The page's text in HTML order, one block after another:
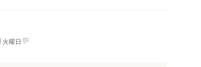
火曜日